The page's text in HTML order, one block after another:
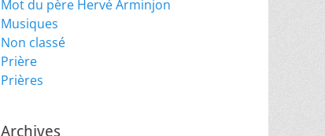
Mot du père Hervé Arminjon
Musiques
Non classé
Prière
Prières
Archives